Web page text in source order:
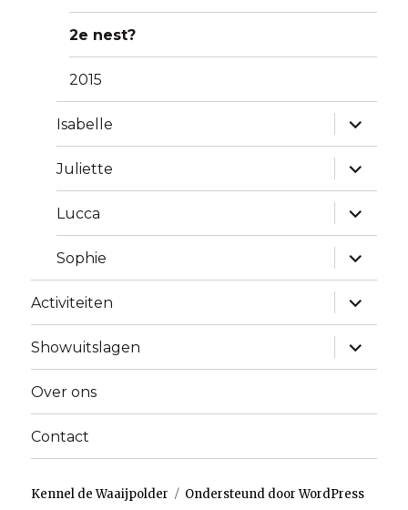
2e nest?
2015
Isabelle
Alles
Juliette
Alles
Lucca
Alles
Sophie
Alles
Activiteiten
Alles
Showuitslagen
Alles
Over ons
Contact
Kennel de Waaijpolder Ondersteund door WordPress